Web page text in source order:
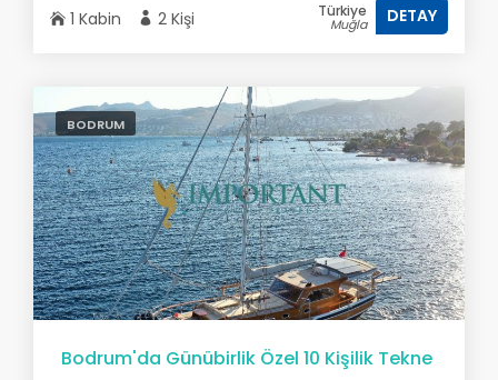
1 Kabin 2 Kişi Türkiye
Muğla DETAY
BODRUM
Bodrum'da Günübirlik Özel 10 Kişilik Tekne